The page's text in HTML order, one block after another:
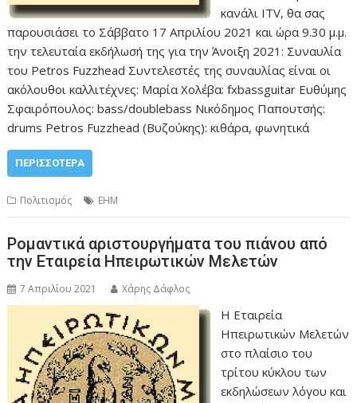
κανάλι ITV, θα σας
παρουσιάσει το Σάββατο 17 Απριλίου 2021 και ώρα 9.30 μ.μ.
την τελευταία εκδήλωσή της για την Άνοιξη 2021: Συναυλία
του Petros Fuzzhead Συντελεστές της συναυλίας είναι οι
ακόλουθοι καλλιτέχνες: Μαρία Χολέβα: fxbassguitar Ευθύμης
Σφαιρόπουλος: bass/doublebass Νικόδημος Παπουτσής:
drums Petros Fuzzhead (Βυζούκης): κιθάρα, φωνητικά
ΠΕΡΙΣΣΌΤΕΡΑ
Πολιτισμός ΕΗΜ
Ρομαντικά αριστουργήματα του πιάνου από
την Εταιρεία Ηπειρωτικών Μελετών
7 Απριλίου 2021 Χάρης Δάφλος
Η Εταιρεία
Ηπειρωτικών Μελετών
στο πλαίσιο του
τρίτου κύκλου των
εκδηλώσεων λόγου και